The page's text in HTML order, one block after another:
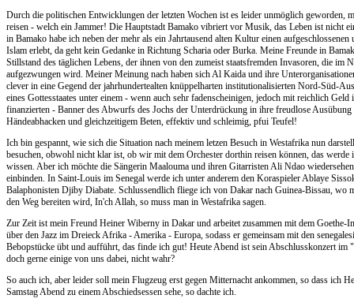
Durch die politischen Entwicklungen der letzten Wochen ist es leider unmöglich geworden,
reisen - welch ein Jammer! Die Hauptstadt Bamako vibriert vor Musik, das Leben ist nicht
in Bamako habe ich neben der mehr als ein Jahrtausend alten Kultur einen
Islam erlebt, da geht kein Gedanke in Richtung Scharia oder Burka. Meine Freunde in
Stillstand des täglichen Lebens, der ihnen von den zumeist staatsfremden Invasoren, die im
aufgezwungen wird. Meiner Meinung nach haben sich Al Kaida und ihre
clever in eine Gegend der jahrhundertealten knüppelharten institutionalisierten Nord-Süd-
eines Gottesstaates unter einem - wenn auch sehr fadenscheinigen, jedoch mit reichlich
finanzierten - Banner des Abwurfs des Jochs der Unterdrückung in ihre freudlose
Händeabhacken und gleichzeitigem Beten, effektiv und schleimig, pfui Teufel!
Ich bin gespannt, wie sich die Situation nach meinem letzen Besuch in Westafrika nun
besuchen, obwohl nicht klar ist, ob wir mit dem Orchester dorthin reisen können, das werde
wissen. Aber ich möchte die Sängerin Maalouma und ihren Gitarristen Ali Ndao
einbinden. In Saint-Louis im Senegal werde ich unter anderem den Koraspieler Ablaye
Balaphonisten Djiby Diabate. Schlussendlich fliege ich von Dakar nach Guinea-Bissau, wo
den Weg bereiten wird, In'ch Allah, so muss man in Westafrika sagen.
Zur Zeit ist mein Freund Heiner Wiberny in Dakar und arbeitet zusammen mit dem Goethe-
über den Jazz im Dreieck Afrika - Amerika - Europa, sodass er gemeinsam mit den
Bebopstücke übt und aufführt, das finde ich gut! Heute Abend ist sein Abschlusskonzert
doch gerne einige von uns dabei, nicht wahr?
So auch ich, aber leider soll mein Flugzeug erst gegen Mitternacht ankommen, so dass ich
Samstag Abend zu einem Abschiedsessen sehe, so dachte ich.